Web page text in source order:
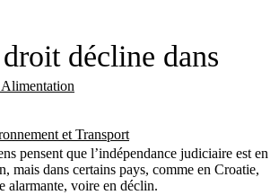
et Transport
décline dans
pensent que l’indépendance judiciaire est en
mais dans certains pays, comme en Croatie,
alarmante, voire en déclin.